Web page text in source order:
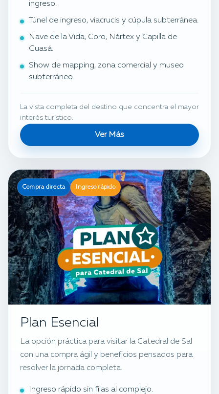
ingreso.
Túnel de ingreso, viacrucis y cúpula subterránea.
Nave de la Vida, Coro, Nártex y Capilla de
Guasá.
Show de mapping, zona comercial y museo
subterráneo.
La vista completa del destino que concentra el mayor
interés turístico.
Ver Más
Compra directa Ingreso rápido
Plan Esencial
La opción práctica para visitar la Catedral de Sal
con una compra ágil y beneficios pensados para
resolver la jornada completa.
Ingreso rápido sin filas al complejo.